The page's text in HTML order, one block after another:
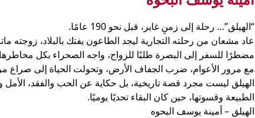
“الهيلق”… رحلة إلى زمنٍ غابر، قبل نحو 190 عامًا.
عاد مشعان من رحلته التجارية ليجد الطاعون يفتك بالبلاد، زوجته
مضطرًا للسفر إلى البصرة طلبًا للزواج، واجه الصحراء بكل
مع مرور الأعوام، ضرب الجفاف الأرض، وتحولت الحياة إلى صراع
الهيلق ليست مجرد قصة تاريخية، بل حكاية عن الحب والفقد،
الطبيعة وقسوتها، حين كان البقاء تحديًا يوميًا.
الهيلق – أمينة يوسف البحوه